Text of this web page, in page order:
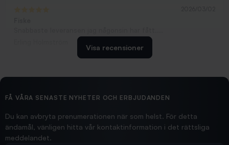
2026/02/19
Hittade exakt vad jag behövde. Snabb och bra...
Visa recensioner
FÅ VÅRA SENASTE NYHETER OCH ERBJUDANDEN
Du kan avbryta prenumerationen när som helst. För detta
ändamål, vänligen hitta vår kontaktinformation i det rättsliga
meddelandet.